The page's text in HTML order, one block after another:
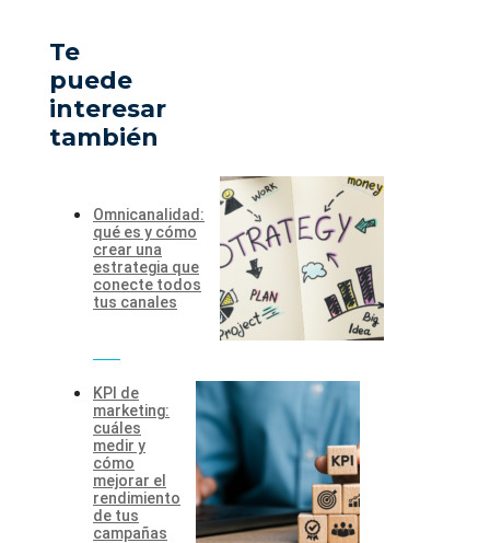
Te
puede
interesar
también
Omnicanalidad:
qué es y cómo
crear una
estrategia que
conecte todos
tus canales
KPI de
marketing:
cuáles
medir y
cómo
mejorar el
rendimiento
de tus
campañas